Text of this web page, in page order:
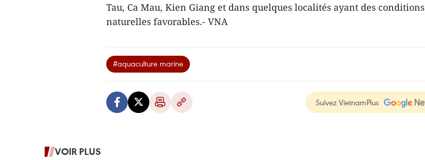
Tau, Ca Mau, Kien Giang et dans quelques localités ayant des conditions
naturelles favorables.- VNA
#aquaculture marine
Suivez VietnamPlus
VOIR PLUS